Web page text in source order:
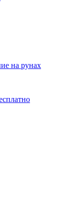
на рунах